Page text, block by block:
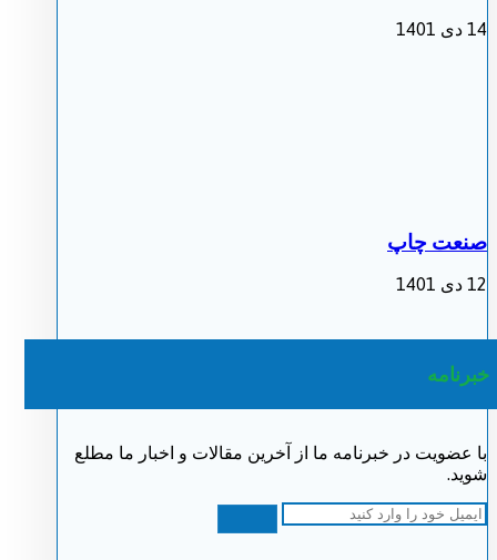
14 دی 1401
صنعت چاپ
12 دی 1401
خبرنامه
با عضویت در خبرنامه ما از آخرین مقالات و اخبار ما مطلع
شوید.